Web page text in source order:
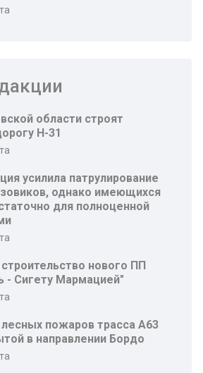
области строят
Н-31
усилила патрулирование
однако имеющихся
для полноценной
нового ПП
- Сигету Мармацией"
пожаров трасса A63
в направлении Бордо